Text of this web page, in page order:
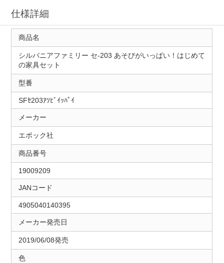
仕様詳細
商品名
シルバニアファミリー セ-203 あそびがいっぱい！はじめて
の家具セット
型番
SFｾ203ｱｿﾋﾞｲｯﾊﾟｲ
メーカー
エポック社
商品番号
19009209
JANコード
4905040140395
メーカー発売日
2019/06/08発売
色